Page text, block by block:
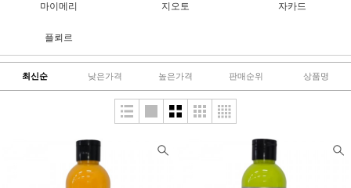
마이메리 지오토 자카드
플뢰르
최신순 낮은가격 높은가격 판매순위 상품명